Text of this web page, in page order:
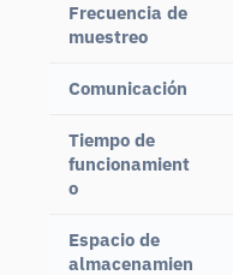
Frecuencia de
muestreo
Comunicación
Tiempo de
funcionamient
o
Espacio de
almacenamien